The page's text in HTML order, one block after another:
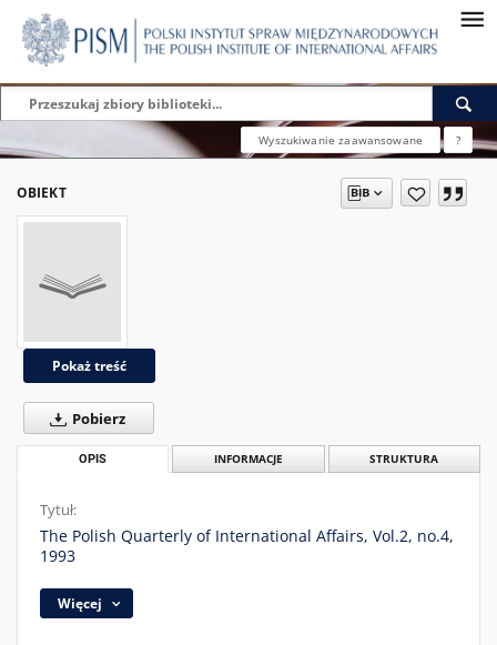
Wyszukiwanie zaawansowane ?
OBIEKT
Pokaż treść
Pobierz
OPIS INFORMACJE STRUKTURA
Tytuł:
The Polish Quarterly of International Affairs, Vol.2, no.4,
1993
Więcej